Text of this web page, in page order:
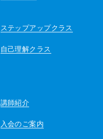
ステップアップクラス
自己理解クラス
講師紹介
入会のご案内